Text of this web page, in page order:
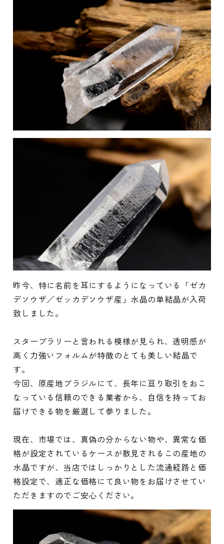
昨今、特に名前を耳にするようになっている「ゼカ
デソウザ／ゼッカデソウザ産」水晶の単結晶が入荷
致しました。
スターブラリーと言われる模様が見られ、透明感が
高く力強いフォルムが特徴のとても美しい結晶で
す。
今回、原産地ブラジルにて、長年に亘り取引をおこ
なっている信頼のできる業者から、自信を持ってお
届けできる物を厳選して参りました。
現在、市場では、真偽の分からない物や、異常な価
格が設定されているケースが散見されるこの産地の
水晶ですが、当店ではしっかりとした流通経路と価
格設定で、適正な価格にて良い物をお届けさせてい
ただきますのでご安心ください。